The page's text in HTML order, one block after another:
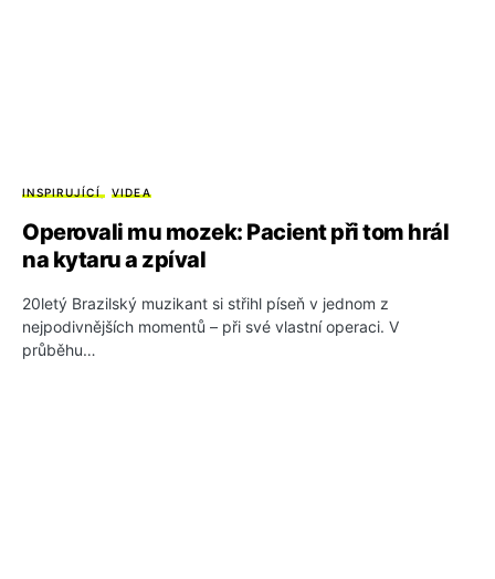
INSPIRUJÍCÍ VIDEA
Operovali mu mozek: Pacient při tom hrál
na kytaru a zpíval
20letý Brazilský muzikant si střihl píseň v jednom z
nejpodivnějších momentů – při své vlastní operaci. V
průběhu…